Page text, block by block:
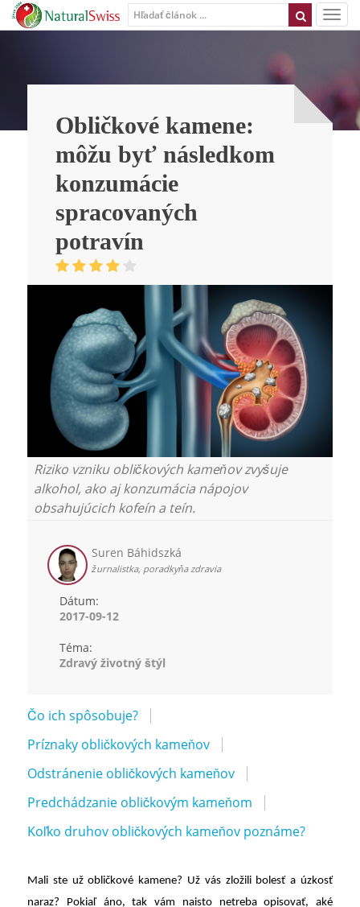
Obličkové kamene:
môžu byť následkom
konzumácie
spracovaných
potravín
Riziko vzniku obličkových kameňov zvyšuje
alkohol, ako aj konzumácia nápojov
obsahujúcich kofeín a teín.
Suren Báhidszká
žurnalistka, poradkyňa zdravia
Dátum:
2017-09-12
Téma:
Zdravý životný štýl
Čo ich spôsobuje?
Príznaky obličkových kameňov
Odstránenie obličkových kameňov
Predchádzanie obličkovým kameňom
Koľko druhov obličkových kameňov poznáme?
Mali ste už obličkové kamene? Už vás zložili bolesť a úzkosť
naraz? Pokiaľ áno, tak vám naisto netreba opisovať, aké